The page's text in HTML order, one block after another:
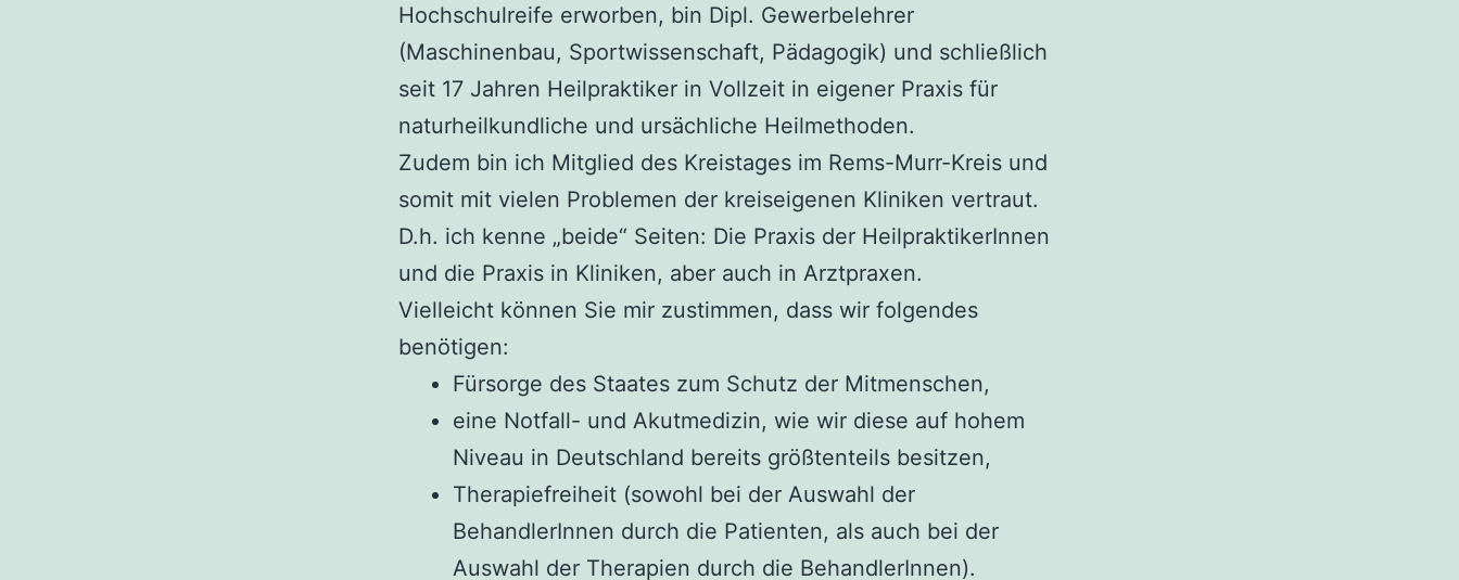
Hochschulreife erworben, bin Dipl. Gewerbelehrer
(Maschinenbau, Sportwissenschaft, Pädagogik) und schließlich
seit 17 Jahren Heilpraktiker in Vollzeit in eigener Praxis für
naturheilkundliche und ursächliche Heilmethoden.
Zudem bin ich Mitglied des Kreistages im Rems-Murr-Kreis und
somit mit vielen Problemen der kreiseigenen Kliniken vertraut.
D.h. ich kenne „beide“ Seiten: Die Praxis der HeilpraktikerInnen
und die Praxis in Kliniken, aber auch in Arztpraxen.
Vielleicht können Sie mir zustimmen, dass wir folgendes
benötigen:
Fürsorge des Staates zum Schutz der Mitmenschen,
eine Notfall- und Akutmedizin, wie wir diese auf hohem
Niveau in Deutschland bereits größtenteils besitzen,
Therapiefreiheit (sowohl bei der Auswahl der
BehandlerInnen durch die Patienten, als auch bei der
Auswahl der Therapien durch die BehandlerInnen).